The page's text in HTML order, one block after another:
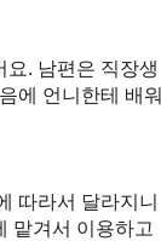
. 남편은 직장생
에 언니한테 배워
따라서 달라지니
맡겨서 이용하고